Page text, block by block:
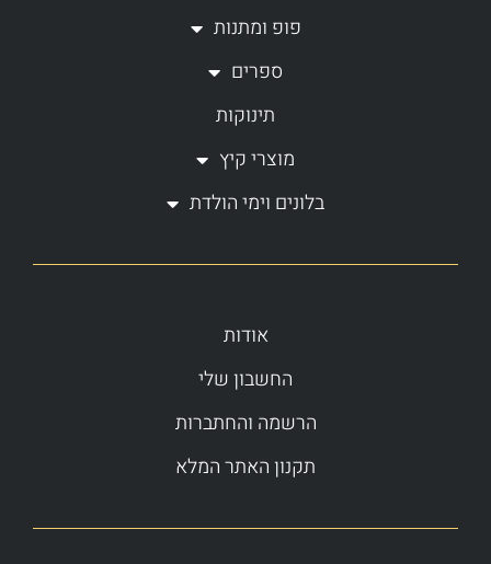
f
פופ ומתנות
ספרים
תינוקות
מוצרי קיץ
בלונים וימי הולדת
אודות
החשבון שלי
הרשמה והחתברות
תקנון האתר המלא